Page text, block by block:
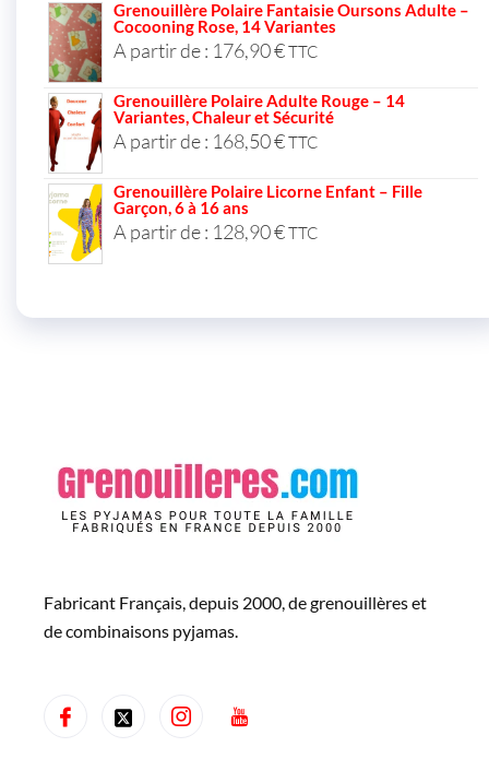
Grenouillère Polaire Fantaisie Oursons Adulte –
Cocooning Rose, 14 Variantes
A partir de : 176,90€TTC
Grenouillère Polaire Adulte Rouge – 14
Variantes, Chaleur et Sécurité
A partir de : 168,50€TTC
Grenouillère Polaire Licorne Enfant – Fille
Garçon, 6 à 16 ans
A partir de : 128,90€TTC
Fabricant Français, depuis 2000, de grenouillères et
de combinaisons pyjamas.